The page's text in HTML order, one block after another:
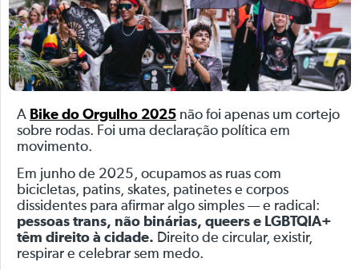
A Bike do Orgulho 2025 não foi apenas um cortejo
sobre rodas. Foi uma declaração política em
movimento.
Em junho de 2025, ocupamos as ruas com
bicicletas, patins, skates, patinetes e corpos
dissidentes para afirmar algo simples — e radical:
pessoas trans, não binárias, queers e LGBTQIA+
têm direito à cidade. Direito de circular, existir,
respirar e celebrar sem medo.